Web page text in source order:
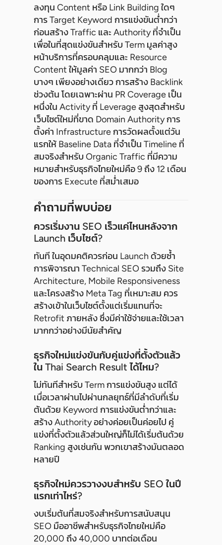
ลงทุน Content หรือ Link Building ใดๆ
การ Target Keyword การแข่งขันต่ำกว่า
ก่อนสร้าง Traffic และ Authority ที่จำเป็น
เพื่อในที่สุดแข่งขันสำหรับ Term มูลค่าสูง
หน้าบริการที่ครอบคลุมและ Resource
Content ให้มูลค่า SEO มากกว่า Blog
บางๆ เพียงอย่างเดียว การสร้าง Backlink
ช่วงต้น โดยเฉพาะผ่าน PR Coverage เป็น
หนึ่งใน Activity ที่ Leverage สูงสุดสำหรับ
เว็บไซต์ใหม่ที่ขาด Domain Authority การ
ตั้งค่า Infrastructure การวัดผลตั้งแต่วัน
แรกให้ Baseline Data ที่จำเป็น Timeline ที่
สมจริงสำหรับ Organic Traffic ที่มีความ
หมายสำหรับธุรกิจไทยใหม่คือ 9 ถึง 12 เดือน
ของการ Execute ที่สม่ำเสมอ
คำถามที่พบบ่อย
ควรเริ่มงาน SEO เร็วแค่ไหนหลังจาก
Launch เว็บไซต์?
ทันที ในอุดมคติควรก่อน Launch ด้วยซ้ำ
การพิจารณา Technical SEO รวมถึง Site
Architecture, Mobile Responsiveness
และโครงสร้าง Meta Tag ที่เหมาะสม ควร
สร้างเข้าในเว็บไซต์ตั้งแต่เริ่มแทนที่จะ
Retrofit ภายหลัง ซึ่งมีค่าใช้จ่ายและใช้เวลา
มากกว่าอย่างมีนัยสำคัญ
ธุรกิจใหม่แข่งขันกับคู่แข่งที่ตั้งตัวแล้ว
ใน Thai Search Result ได้ไหม?
ไม่ทันทีสำหรับ Term การแข่งขันสูง แต่ได้
เมื่อเวลาผ่านไปผ่านกลยุทธ์ที่มีลำดับที่เริ่ม
ต้นด้วย Keyword การแข่งขันต่ำกว่าและ
สร้าง Authority อย่างค่อยเป็นค่อยไป คู่
แข่งที่ตั้งตัวแล้วส่วนใหญ่ก็ไม่ได้เริ่มต้นด้วย
Ranking สูงเช่นกัน พวกเขาสร้างมันตลอด
หลายปี
ธุรกิจใหม่ควรวางงบสำหรับ SEO ในปี
แรกเท่าไหร่?
งบเริ่มต้นที่สมจริงสำหรับการสนับสนุน
SEO มืออาชีพสำหรับธุรกิจไทยใหม่คือ
20,000 ถึง 40,000 บาทต่อเดือน